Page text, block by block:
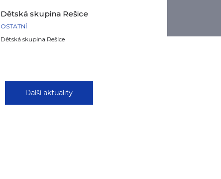
Dětská skupina Rešice
OSTATNÍ
Dětská skupina Rešice
Další aktuality